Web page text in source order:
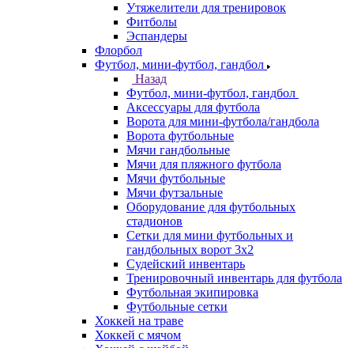
Утяжелители для тренировок
Фитболы
Эспандеры
Флорбол
Футбол, мини-футбол, гандбол
Назад
Футбол, мини-футбол, гандбол
Аксессуары для футбола
Ворота для мини-футбола/гандбола
Ворота футбольные
Мячи гандбольные
Мячи для пляжного футбола
Мячи футбольные
Мячи футзальные
Оборудование для футбольных
стадионов
Сетки для мини футбольных и
гандбольных ворот 3х2
Судейский инвентарь
Тренировочный инвентарь для футбола
Футбольная экипировка
Футбольные сетки
Хоккей на траве
Хоккей с мячом